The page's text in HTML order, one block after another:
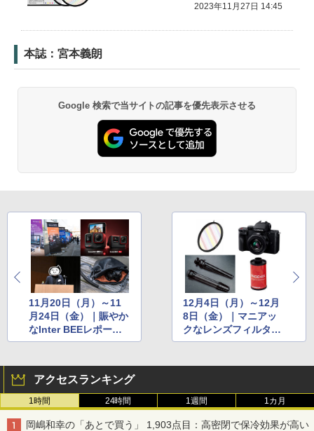
2023年11月27日 14:45
本誌：宮本義朗
Google 検索で当サイトの記事を優先表示させる
11月20日（月）～11
月24日（金）｜賑やか
なInter BEEレポー
ト、Amazonセール開
12月4日（月）～12月
8日（金）｜マニアッ
クなレンズフィルタ
ー、変わり種の便利三
アクセスランキング
1時間 24時間 1週間 1カ月
岡嶋和幸の「あとで買う」 1,903点目：高密閉で保冷効果が高い